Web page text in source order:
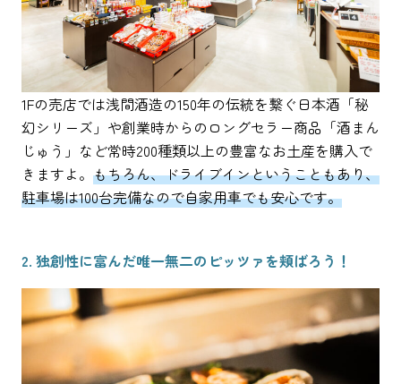
1Fの売店では浅間酒造の150年の伝統を繋ぐ日本酒「秘
幻シリーズ」や創業時からのロングセラー商品「酒まん
じゅう」など常時200種類以上の豊富なお土産を購入で
きますよ。 もちろん、ドライブインということもあり、
駐車場は100台完備なので自家用車でも安心です。
2. 独創性に富んだ唯一無二のピッツァを頬ばろう！